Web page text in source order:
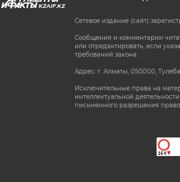
KZAIF.KZ
Сетевое издание (сайт)
Сообщения и комментарии
или отредактировать, если
требований закона.
Адрес: г. Алматы, 050000,
Исключительные права на
интеллектуальной
письменного разрешения